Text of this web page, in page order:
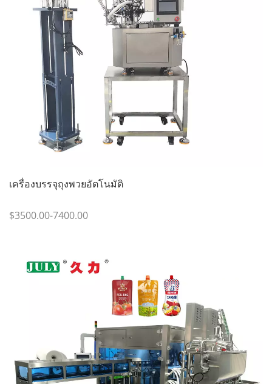
เครื่องบรรจุถุงพวยอัตโนมัติ
$3500.00-7400.00